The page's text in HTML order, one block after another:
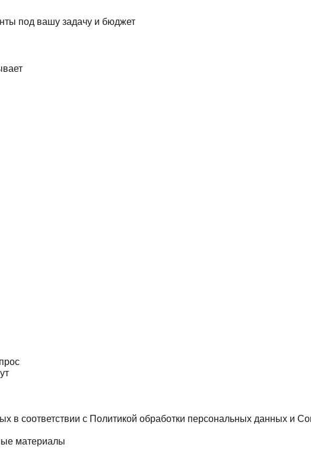
под вашу задачу и бюджет
в соответствии с Политикой обработки персональных данных и
материалы